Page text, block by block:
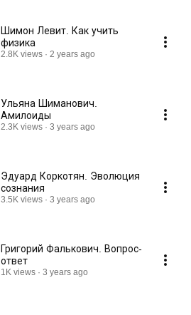
Шимон Левит. Как учить
физика
2.8K views 2 years ago
Ульяна Шиманович.
Амилоиды
2.3K views 3 years ago
Эдуард Коркотян. Эволюция
сознания
3.5K views 3 years ago
Григорий Фалькович. Вопрос-
ответ
1K views 3 years ago